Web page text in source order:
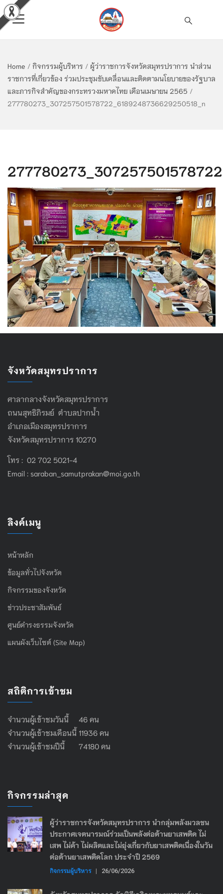
Home / กิจกรรมผู้บริหาร / ผู้ว่าราชการจังหวัดสมุทรปราการ นำส่วน
ราชการที่เกี่ยวข้อง ร่วมประชุมขับเคลื่อนและติดตามนโยบายของรัฐบาล
และภารกิจสำคัญของกระทรวงมหาดไทย เดือนเมษายน 2565 /
277780273_307257501578722_6189248736629250518_n
จังหวัดสมุทรปราการ
ศาลากลางจังหวัดสมุทรปราการ
ถนนสุทธิภิรมย์ ตำบลปากน้ำ
อำเภอเมืองสมุทรปราการ
จังหวัดสมุทรปราการ 10270
โทร : 02 702 5021-4
Email : saraban_samutprakan@moi.go.th
ลิงค์เมนู
หน้าหลัก
ข้อมูลทั่วไปจังหวัด
กิจกรรมของจังหวัด
ข่าวประชาสัมพันธ์
ศูนย์ดำรงธรรมจังหวัด
แผนผังเว็บไซต์ (Site Map)
สถิติการเข้าชม
จำนวนผู้เข้าชมวันนี้ 46 คน
จำนวนผู้เข้าชมเดือนนี้ 11936 คน
จำนวนผู้เข้าชมปีนี้ 74180 คน
กิจกรรมล่าสุด
ผู้ว่าราชการจังหวัดสมุทรปราการ นำกลุ่มพลังมวลชน
ประกาศเจตนารมณ์ร่วมเป็นพลังต่อต้านยาเสพติด ไม่
เสพ ไม่ค้า ไม่ผลิตและไม่ยุ่งเกี่ยวกับยาเสพติดเนื่องในวัน
ต่อต้านยาเสพติดโลก ประจำปี 2569
กิจกรรมผู้บริหาร | 26/06/2026